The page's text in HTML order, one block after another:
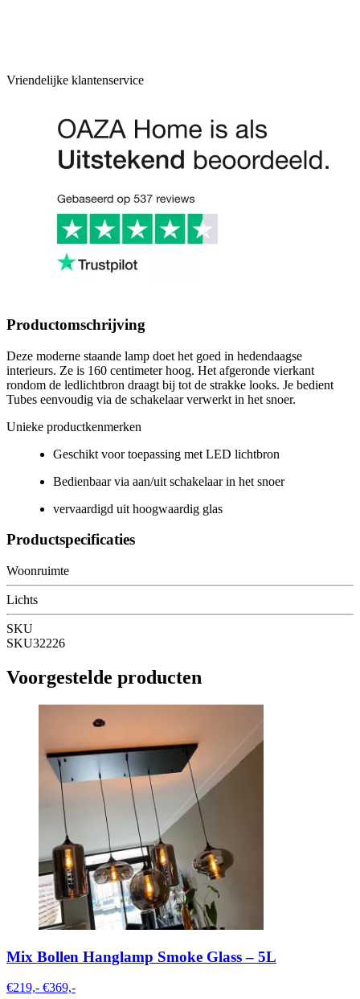
Vriendelijke klantenservice
Productomschrijving
Deze moderne staande lamp doet het goed in hedendaagse
interieurs. Ze is 160 centimeter hoog. Het afgeronde vierkant
rondom de ledlichtbron draagt bij tot de strakke looks. Je bedient
Tubes eenvoudig via de schakelaar verwerkt in het snoer.
Unieke productkenmerken
Geschikt voor toepassing met LED lichtbron
Bedienbaar via aan/uit schakelaar in het snoer
vervaardigd uit hoogwaardig glas
Productspecificaties
Woonruimte
Lichts
SKU
SKU32226
Voorgestelde producten
Mix Bollen Hanglamp Smoke Glass – 5L
€219,- €369,-